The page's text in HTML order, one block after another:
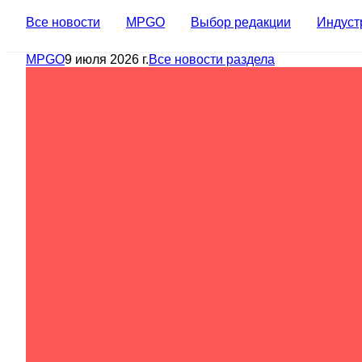
Все новости MPGO Выбор редакции
MPGO9 июля 2026 г.Все новости раздела